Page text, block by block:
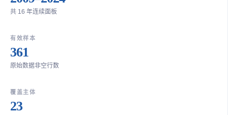
共 16 年连续面板
有效样本
361
原始数据非空行数
覆盖主体
23